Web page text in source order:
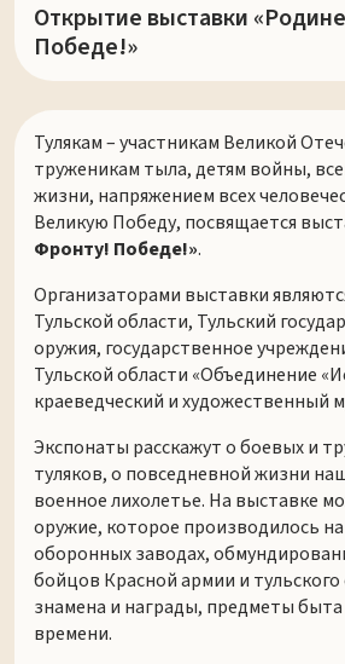
Открытие выставки
Победе!»
Тулякам – участникам Великой
труженикам тыла, детям войны,
жизни, напряжением всех
Великую Победу, посвящается
Фронту! Победе!».
Организаторами выставки
Тульской области, Тульский
оружия, государственное
Тульской области «Объединение
краеведческий и художественный
Экспонаты расскажут о боевых и
туляков, о повседневной жизни
военное лихолетье. На выставке
оружие, которое производилось на
оборонных заводах,
бойцов Красной армии и тульского
знамена и награды, предметы
времени.